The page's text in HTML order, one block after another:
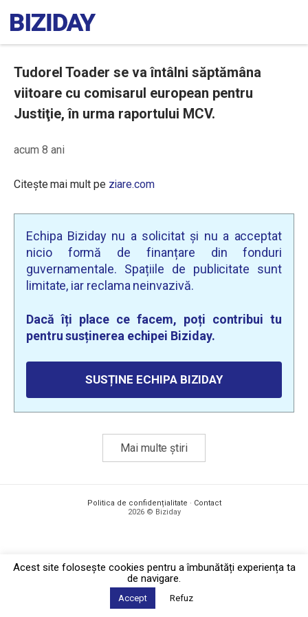
Tudorel Toader se va întâlni săptămâna
viitoare cu comisarul european pentru
Justiţie, în urma raportului MCV.
acum 8 ani
Citește mai mult pe ziare.com
Echipa Biziday nu a solicitat și nu a acceptat
nicio formă de finanțare din fonduri
guvernamentale. Spațiile de publicitate sunt
limitate, iar reclama neinvazivă.
Dacă îți place ce facem, poți contribui tu
pentru susținerea echipei Biziday.
SUSȚINE ECHIPA BIZIDAY
Mai multe știri
Politica de confidențialitate · Contact
2026 © Biziday
Acest site foloseşte cookies pentru a îmbunătăți experiența ta
de navigare.
Accept Refuz